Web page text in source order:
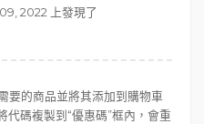
2022 上發現了
的商品並將其添加到購物車
代碼複製到“優惠碼”框內，會重